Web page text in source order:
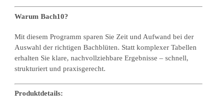
Warum Bach10?
Mit diesem Programm sparen Sie Zeit und Aufwand bei der
Auswahl der richtigen Bachblüten. Statt komplexer Tabellen
erhalten Sie klare, nachvollziehbare Ergebnisse – schnell,
strukturiert und praxisgerecht.
Produktdetails: